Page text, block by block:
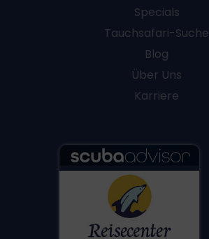
Specials
Tauchsafari-Suche
Blog
Über Uns
Karriere